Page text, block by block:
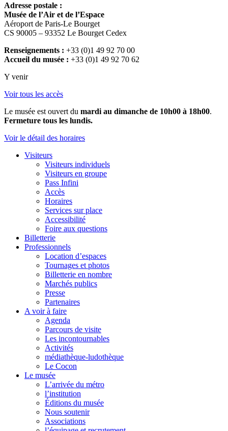
Adresse postale :
Musée de l’Air et de l’Espace
Aéroport de Paris-Le Bourget
CS 90005 – 93352 Le Bourget Cedex
Renseignements : +33 (0)1 49 92 70 00
Accueil du musée : +33 (0)1 49 92 70 62
Y venir
Voir tous les accès
Le musée est ouvert du mardi au dimanche de 10h00 à 18h00.
Fermeture tous les lundis.
Voir le détail des horaires
Visiteurs
Visiteurs individuels
Visiteurs en groupe
Pass Infini
Accès
Horaires
Services sur place
Accessibilité
Foire aux questions
Billetterie
Professionnels
Location d’espaces
Tournages et photos
Billetterie en nombre
Marchés publics
Presse
Partenaires
A voir à faire
Agenda
Parcours de visite
Les incontournables
Activités
médiathèque-ludothèque
Le Cocon
Le musée
L’arrivée du métro
l’institution
Éditions du musée
Nous soutenir
Associations